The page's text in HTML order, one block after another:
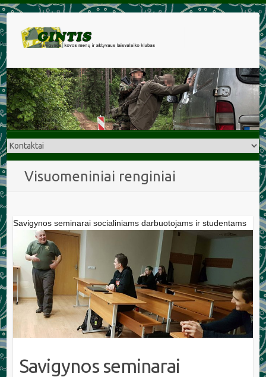
Visuomeniniai renginiai
Savigynos seminarai socialiniams darbuotojams ir studentams
Savigynos seminarai